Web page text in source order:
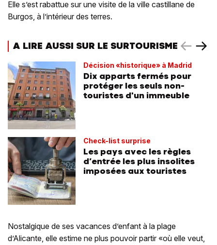
Elle s’est rabattue sur une visite de la ville castillane de
Burgos, à l’intérieur des terres.
A LIRE AUSSI SUR LE SURTOURISME
Décision «historique» à Madrid
Dix apparts fermés pour
protéger les seuls non-
touristes d'un immeuble
Check-list surprise
Les pays avec les règles
d’entrée les plus insolites
imposées aux touristes
Nostalgique de ses vacances d’enfant à la plage
d’Alicante, elle estime ne plus pouvoir partir «où elle veut,